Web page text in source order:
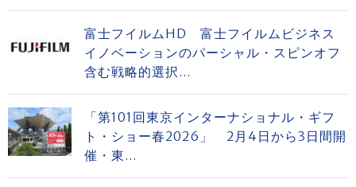
富士フイルムHD 富士フイルムビジネス
イノベーションのパーシャル・スピンオフ
含む戦略的選択...
「第101回東京インターナショナル・ギフ
ト・ショー春2026」 2月4日から3日間開
催・東...